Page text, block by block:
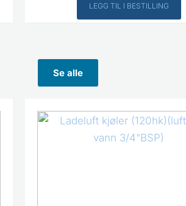
LEGG TIL I BESTILLING
Se alle